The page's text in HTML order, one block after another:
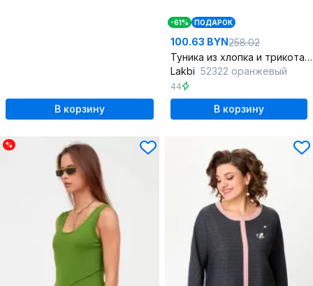
В корзину
-61% ПОДАРОК
100.63 BYN258.02
Туника из хлопка и трикотажа для лета
Lakbi 52322 оранжевый
44
В корзину
%